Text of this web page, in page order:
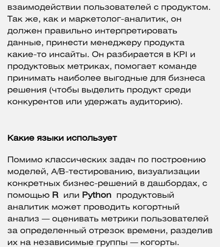
взаимодействии пользователей с продуктом.
Так же, как и маркетолог-аналитик, он
должен правильно интерпретировать
данные, принести менеджеру продукта
какие-то инсайты. Он разбирается в KPI и
продуктовых метриках, помогает команде
принимать наиболее выгодные для бизнеса
решения (чтобы выделить продукт среди
конкурентов или удержать аудиторию).
Какие языки использует
Помимо классических задач по построению
моделей, A/B-тестированию, визуализации
конкретных бизнес-решений в дашбордах, с
помощью R или Python
продуктовый
аналитик может проводить когортный
анализ — оценивать метрики пользователей
за определенный отрезок времени, разделив
их на независимые группы — когорты.